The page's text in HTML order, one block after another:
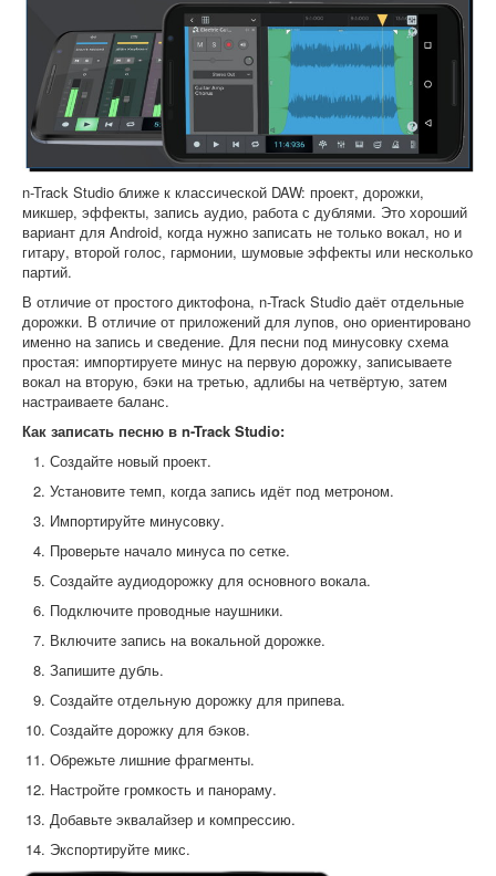
n-Track Studio ближе к классической DAW: проект, дорожки,
микшер, эффекты, запись аудио, работа с дублями. Это хороший
вариант для Android, когда нужно записать не только вокал, но и
гитару, второй голос, гармонии, шумовые эффекты или несколько
партий.
В отличие от простого диктофона, n-Track Studio даёт отдельные
дорожки. В отличие от приложений для лупов, оно ориентировано
именно на запись и сведение. Для песни под минусовку схема
простая: импортируете минус на первую дорожку, записываете
вокал на вторую, бэки на третью, адлибы на четвёртую, затем
настраиваете баланс.
Как записать песню в n-Track Studio:
Создайте новый проект.
Установите темп, когда запись идёт под метроном.
Импортируйте минусовку.
Проверьте начало минуса по сетке.
Создайте аудиодорожку для основного вокала.
Подключите проводные наушники.
Включите запись на вокальной дорожке.
Запишите дубль.
Создайте отдельную дорожку для припева.
Создайте дорожку для бэков.
Обрежьте лишние фрагменты.
Настройте громкость и панораму.
Добавьте эквалайзер и компрессию.
Экспортируйте микс.